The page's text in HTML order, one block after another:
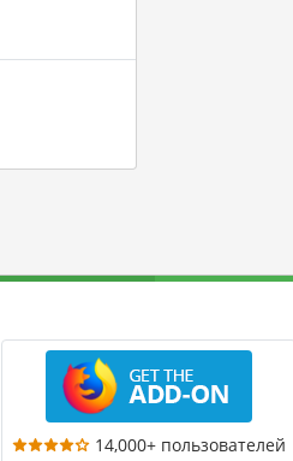
14,000+ пользователей